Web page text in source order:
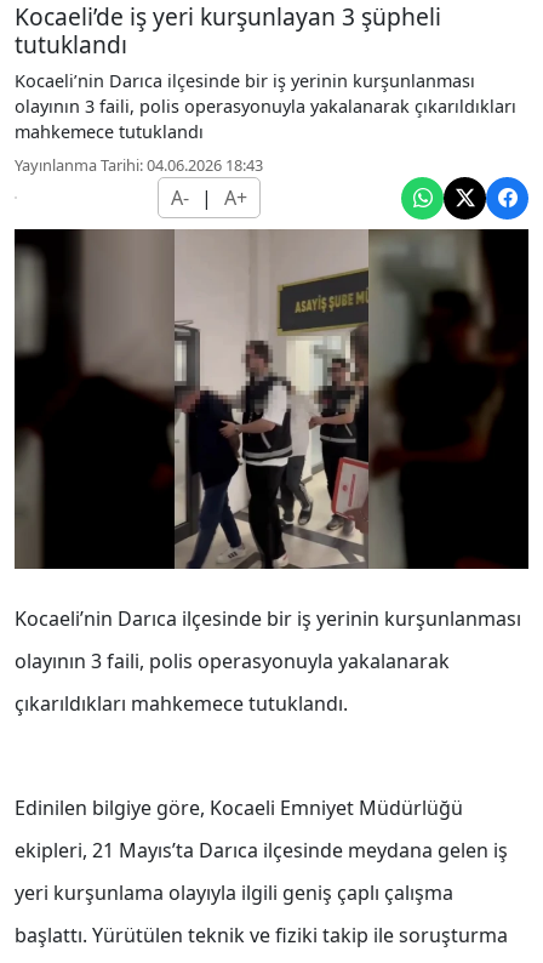
Kocaeli’de iş yeri kurşunlayan 3 şüpheli
tutuklandı
Kocaeli’nin Darıca ilçesinde bir iş yerinin kurşunlanması
olayının 3 faili, polis operasyonuyla yakalanarak çıkarıldıkları
mahkemece tutuklandı
Yayınlanma Tarihi: 04.06.2026 18:43
A- | A+
Kocaeli’nin Darıca ilçesinde bir iş yerinin kurşunlanması
olayının 3 faili, polis operasyonuyla yakalanarak
çıkarıldıkları mahkemece tutuklandı.
Edinilen bilgiye göre, Kocaeli Emniyet Müdürlüğü
ekipleri, 21 Mayıs’ta Darıca ilçesinde meydana gelen iş
yeri kurşunlama olayıyla ilgili geniş çaplı çalışma
başlattı. Yürütülen teknik ve fiziki takip ile soruşturma